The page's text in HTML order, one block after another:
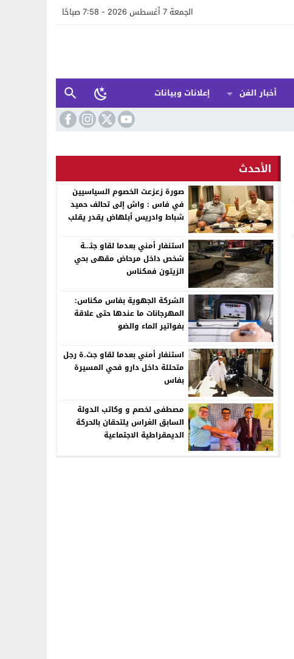
الجمعة 7 أغسطس 2026 - 7:58 صباحًا
أخبار الفن
إعلانات وبيانات
الأحدث
صورة زعزعت الخصوم السياسيين
في فاس : واش إلى تحالف حميد
شباط وادريس أبلهاض يقدر يقلب
استنفار أمني بعدما لقاو جثـ.ـة
شخص داخل مرحاض مقهى بحي
الزيتون فمكناس
الشركة الجهوية بفاس مكناس:
المهرجانات ما عندها حتى علاقة
بفواتير الماء والضو
استنفار أمني بعدما لقاو جث.ة رجل
متحللة داخل دارو فحي المسيرة
بفاس
مصطفى لخصم و وكاتب الدولة
السابق الغراس يلتحقان بالحركة
الديمقراطية الاجتماعية